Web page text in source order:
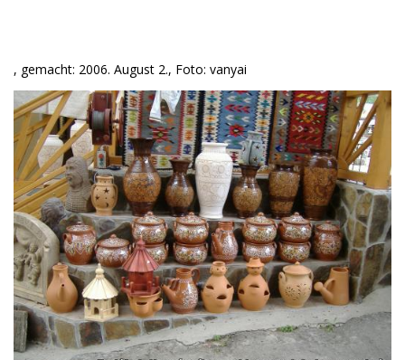
, gemacht: 2006. August 2., Foto: vanyai